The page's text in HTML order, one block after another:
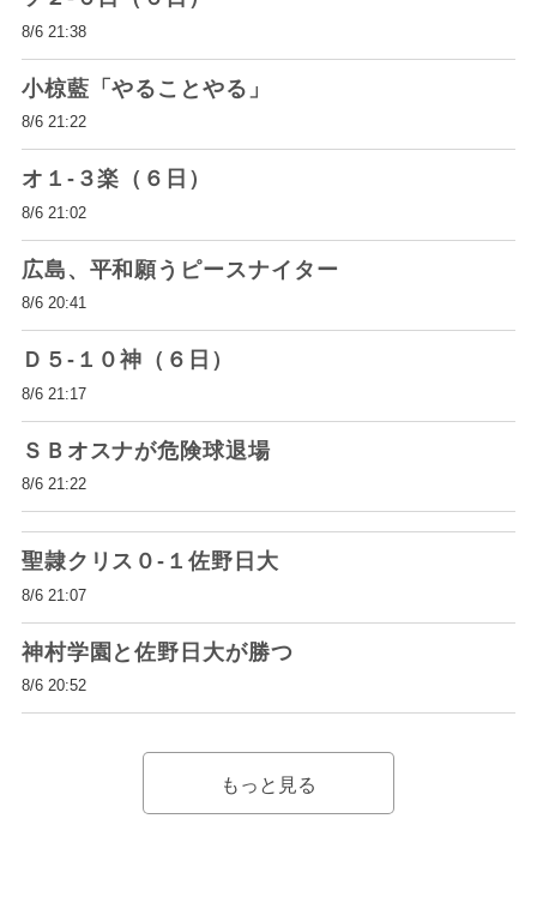
8/6 21:38
小椋藍「やることやる」
8/6 21:22
オ１-３楽（６日）
8/6 21:02
広島、平和願うピースナイター
8/6 20:41
Ｄ５-１０神（６日）
8/6 21:17
ＳＢオスナが危険球退場
8/6 21:22
聖隷クリス０-１佐野日大
8/6 21:07
神村学園と佐野日大が勝つ
8/6 20:52
もっと見る